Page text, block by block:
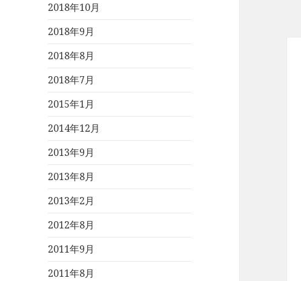
2018年10月
2018年9月
2018年8月
2018年7月
2015年1月
2014年12月
2013年9月
2013年8月
2013年2月
2012年8月
2011年9月
2011年8月